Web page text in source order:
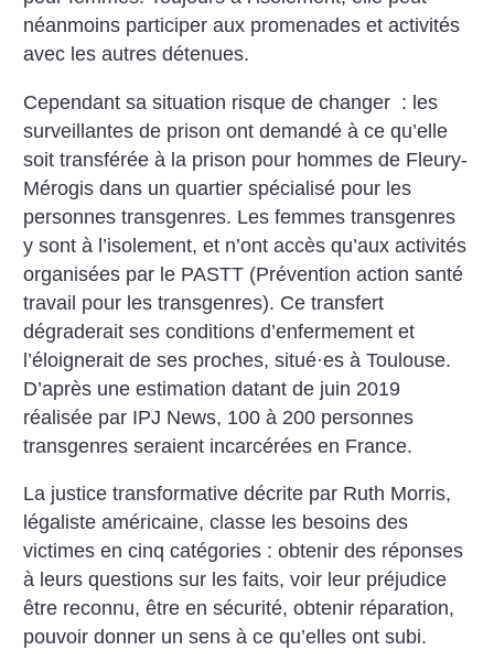
néanmoins participer aux promenades et activités
avec les autres détenues.
Cependant sa situation risque de changer : les
surveillantes de prison ont demandé à ce qu’elle
soit transférée à la prison pour hommes de Fleury-
Mérogis dans un quartier spécialisé pour les
personnes transgenres. Les femmes transgenres
y sont à l’isolement, et n’ont accès qu’aux activités
organisées par le PASTT (Prévention action santé
travail pour les transgenres). Ce transfert
dégraderait ses conditions d’enfermement et
l’éloignerait de ses proches, situé·es à Toulouse.
D’après une estimation datant de juin 2019
réalisée par IPJ News, 100 à 200 personnes
transgenres seraient incarcérées en France.
La justice transformative décrite par Ruth Morris,
légaliste américaine, classe les besoins des
victimes en cinq catégories : obtenir des réponses
à leurs questions sur les faits, voir leur préjudice
être reconnu, être en sécurité, obtenir réparation,
pouvoir donner un sens à ce qu’elles ont subi.